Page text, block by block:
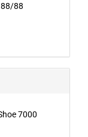
88
7000